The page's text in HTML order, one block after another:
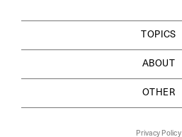
TOPICS
ABOUT
OTHER
Privacy Policy